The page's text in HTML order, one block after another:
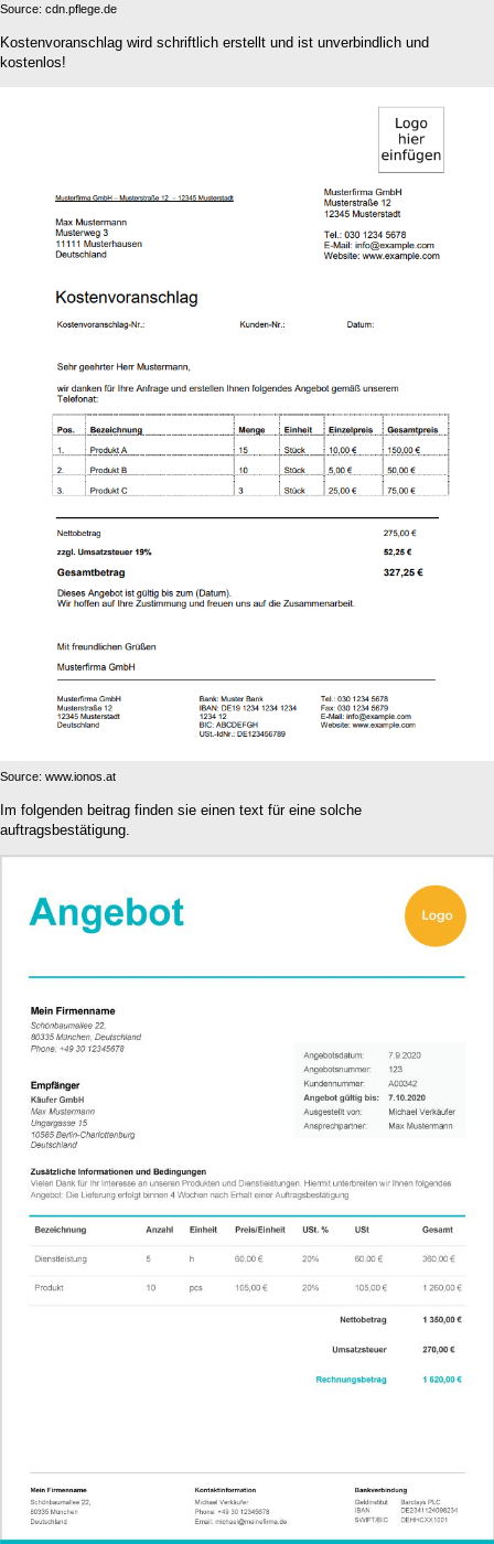
Source: cdn.pflege.de
Kostenvoranschlag wird schriftlich erstellt und ist unverbindlich und
kostenlos!
Source: www.ionos.at
Im folgenden beitrag finden sie einen text für eine solche
auftragsbestätigung.